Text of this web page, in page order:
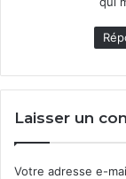
Laisser un
Votre adresse e-